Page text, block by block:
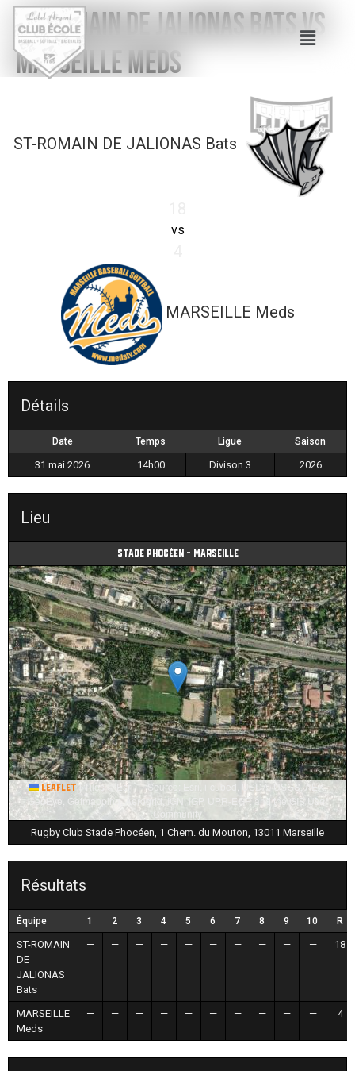
ST-ROMAIN DE JALIONAS Bats vs
MARSEILLE Meds
ST-ROMAIN DE JALIONAS Bats
vs
MARSEILLE Meds
Détails
Date Temps Ligue Saison
31 mai 2026 14h00 Divison 3 2026
Lieu
Stade Phocéen - Marseille
Leaflet |Tiles © Esri — Source: Esri, i-cubed, USDA, USGS, AEX,
GeoEye, Getmapping, Aerogrid, IGN, IGP, UPR-EGP, and the GIS User
Community
Rugby Club Stade Phocéen, 1 Chem. du Mouton, 13011 Marseille
Résultats
Équipe 1 2 3 4 5 6 7 8 9 10 R
ST-ROMAIN
DE
JALIONAS
Bats
— — — — — — — — — — 18
MARSEILLE
Meds
— — — — — — — — — — 4